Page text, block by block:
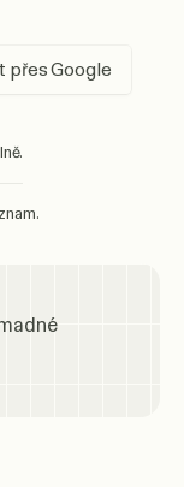
přes Google